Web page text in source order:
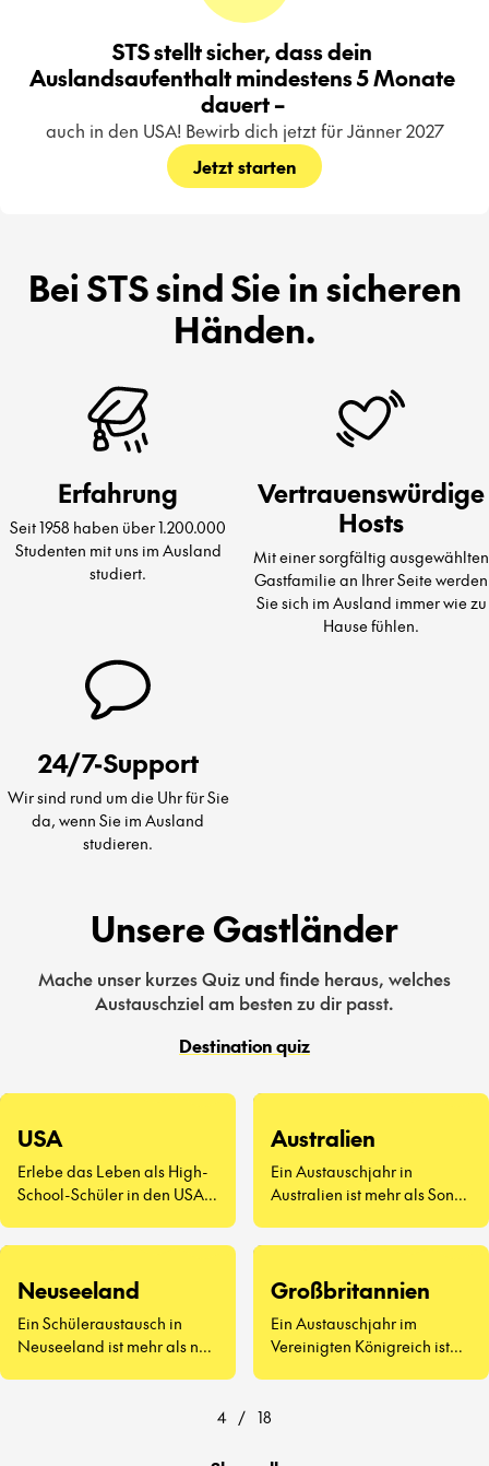
STS stellt sicher, dass dein
Auslandsaufenthalt mindestens 5 Monate
dauert –
auch in den USA! Bewirb dich jetzt für Jänner 2027
Jetzt starten
Bei STS sind Sie in sicheren
Händen.
Erfahrung
Seit 1958 haben über 1.200.000
Studenten mit uns im Ausland
studiert.
Vertrauenswürdige
Hosts
Mit einer sorgfältig ausgewählten
Gastfamilie an Ihrer Seite werden
Sie sich im Ausland immer wie zu
Hause fühlen.
24/7-Support
Wir sind rund um die Uhr für Sie
da, wenn Sie im Ausland
studieren.
Unsere Gastländer
Mache unser kurzes Quiz und finde heraus, welches
Austauschziel am besten zu dir passt.
Destination quiz
USA
Erlebe das Leben als High-
School-Schüler in den USA –
Australien
Ein Austauschjahr in
Australien ist mehr als Sonne
zu probieren (ja, wirklich)
Schulalltag auf der anderen
Seite der Welt anfühlt.
Neuseeland
Ein Schüleraustausch in
Neuseeland ist mehr als nur
Großbritannien
Ein Austauschjahr im
Vereinigten Königreich ist
4 / 18